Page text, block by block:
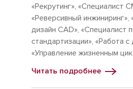
«Рекрутинг», «Специалист
«Реверсивный
дизайн CAD», «Специалист
стандартизации», «Работа
«Управление жизненным
Читать подробнее